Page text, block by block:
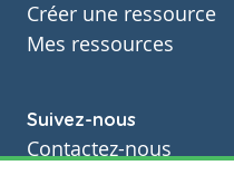
Créer une ressource
Mes ressources
Suivez-nous
Contactez-nous